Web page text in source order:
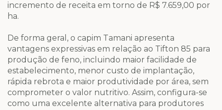
incremento de receita em torno de R$ 7.659,00 por
ha.
De forma geral, o capim Tamani apresenta
vantagens expressivas em relação ao Tifton 85 para
produção de feno, incluindo maior facilidade de
estabelecimento, menor custo de implantação,
rápida rebrota e maior produtividade por área, sem
comprometer o valor nutritivo. Assim, configura-se
como uma excelente alternativa para produtores